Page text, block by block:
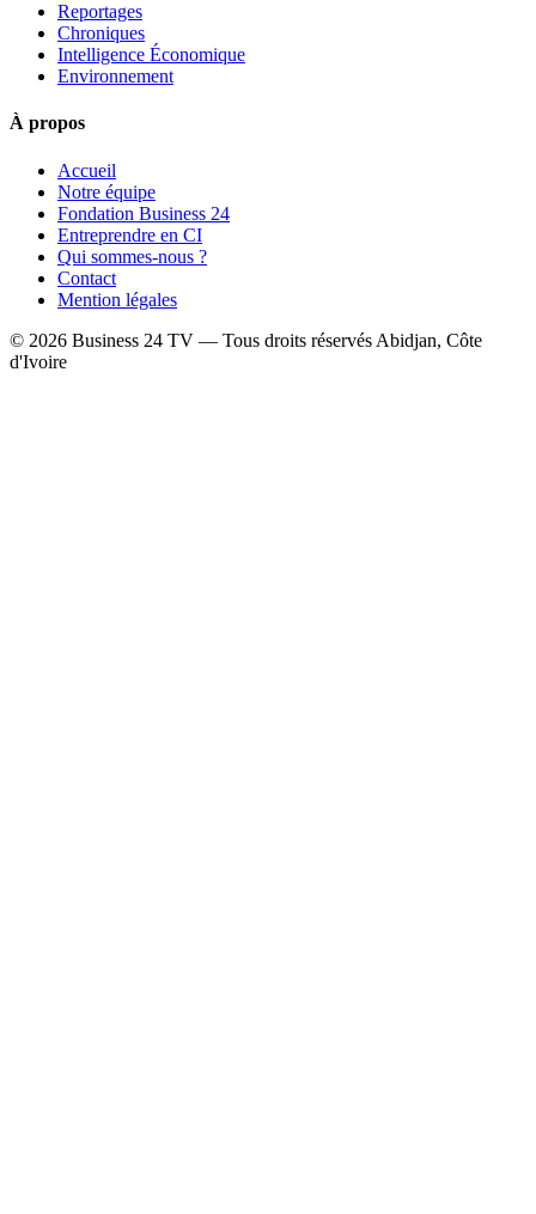
Reportages
Chroniques
Intelligence Économique
Environnement
À propos
Accueil
Notre équipe
Fondation Business 24
Entreprendre en CI
Qui sommes-nous ?
Contact
Mention légales
© 2026 Business 24 TV — Tous droits réservés Abidjan, Côte
d'Ivoire